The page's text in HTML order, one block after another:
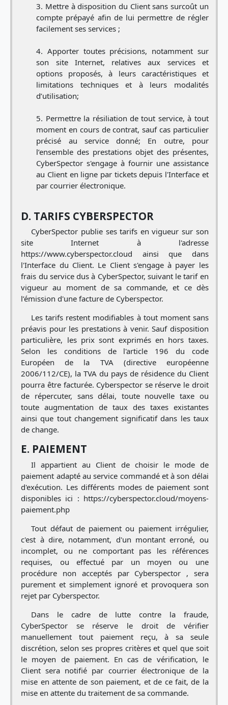
Mettre à disposition du Client sans surcoût un
compte prépayé afin de lui permettre de régler
facilement ses services ;
Apporter toutes précisions, notamment sur
son site Internet, relatives aux services et
options proposés, à leurs caractéristiques et
limitations techniques et à leurs modalités
d’utilisation;
Permettre la résiliation de tout service, à tout
moment en cours de contrat, sauf cas particulier
précisé au service donné; En outre, pour
l’ensemble des prestations objet des présentes,
CyberSpector s'engage à fournir une assistance
au Client en ligne par tickets depuis l'Interface et
par courrier électronique.
D. TARIFS CYBERSPECTOR
CyberSpector publie ses tarifs en vigueur sur son
site Internet à l'adresse
https://www.cyberspector.cloud ainsi que dans
l'Interface du Client. Le Client s'engage à payer les
frais du service dus à CyberSpector, suivant le tarif en
vigueur au moment de sa commande, et ce dès
l’émission d'une facture de Cyberspector.
Les tarifs restent modifiables à tout moment sans
préavis pour les prestations à venir. Sauf disposition
particulière, les prix sont exprimés en hors taxes.
Selon les conditions de l'article 196 du code
Européen de la TVA (directive européenne
2006/112/CE), la TVA du pays de résidence du Client
pourra être facturée. Cyberspector se réserve le droit
de répercuter, sans délai, toute nouvelle taxe ou
toute augmentation de taux des taxes existantes
ainsi que tout changement significatif dans les taux
de change.
E. PAIEMENT
Il appartient au Client de choisir le mode de
paiement adapté au service commandé et à son délai
d'exécution. Les différents modes de paiement sont
disponibles ici : https://cyberspector.cloud/moyens-
paiement.php
Tout défaut de paiement ou paiement irrégulier,
c'est à dire, notamment, d'un montant erroné, ou
incomplet, ou ne comportant pas les références
requises, ou effectué par un moyen ou une
procédure non acceptés par Cyberspector , sera
purement et simplement ignoré et provoquera son
rejet par Cyberspector.
Dans le cadre de lutte contre la fraude,
CyberSpector se réserve le droit de vérifier
manuellement tout paiement reçu, à sa seule
discrétion, selon ses propres critères et quel que soit
le moyen de paiement. En cas de vérification, le
Client sera notifié par courrier électronique de la
mise en attente de son paiement, et de ce fait, de la
mise en attente du traitement de sa commande.